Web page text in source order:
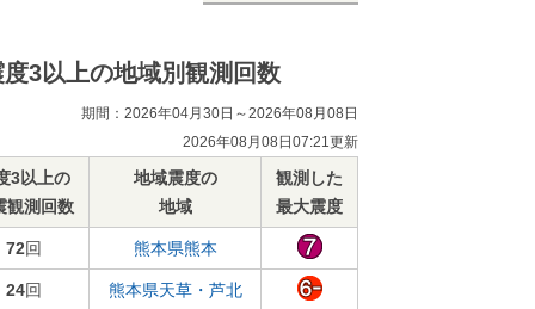
度3以上の地域別観測回数
期間：2026年04月30日～2026年08月08日
2026年08月08日07:21更新
3以上の
観測回数
地域震度の
地域
観測した
最大震度
72回 熊本県熊本
24回 熊本県天草・芦北